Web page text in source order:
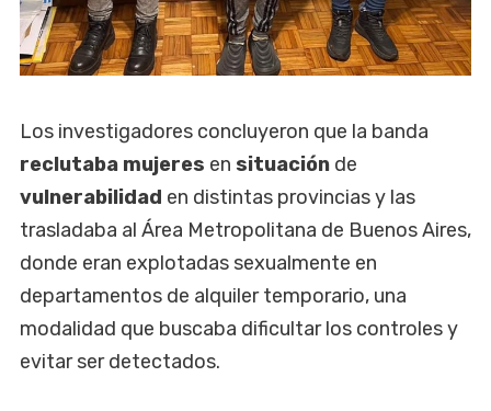
Los investigadores concluyeron que la banda
reclutaba mujeres en situación de
vulnerabilidad en distintas provincias y las
trasladaba al Área Metropolitana de Buenos Aires,
donde eran explotadas sexualmente en
departamentos de alquiler temporario, una
modalidad que buscaba dificultar los controles y
evitar ser detectados.